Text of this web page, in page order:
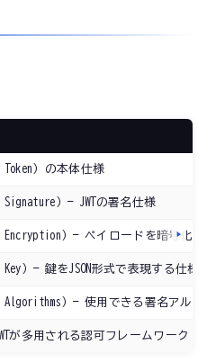
Token）の本体仕様
Signature）— JWTの署名仕様
Encryption）— ペイロードを暗号化
Key）— 鍵をJSON形式で表現する仕様
Algorithms）— 使用できる署名アル
が多用される認可フレームワーク